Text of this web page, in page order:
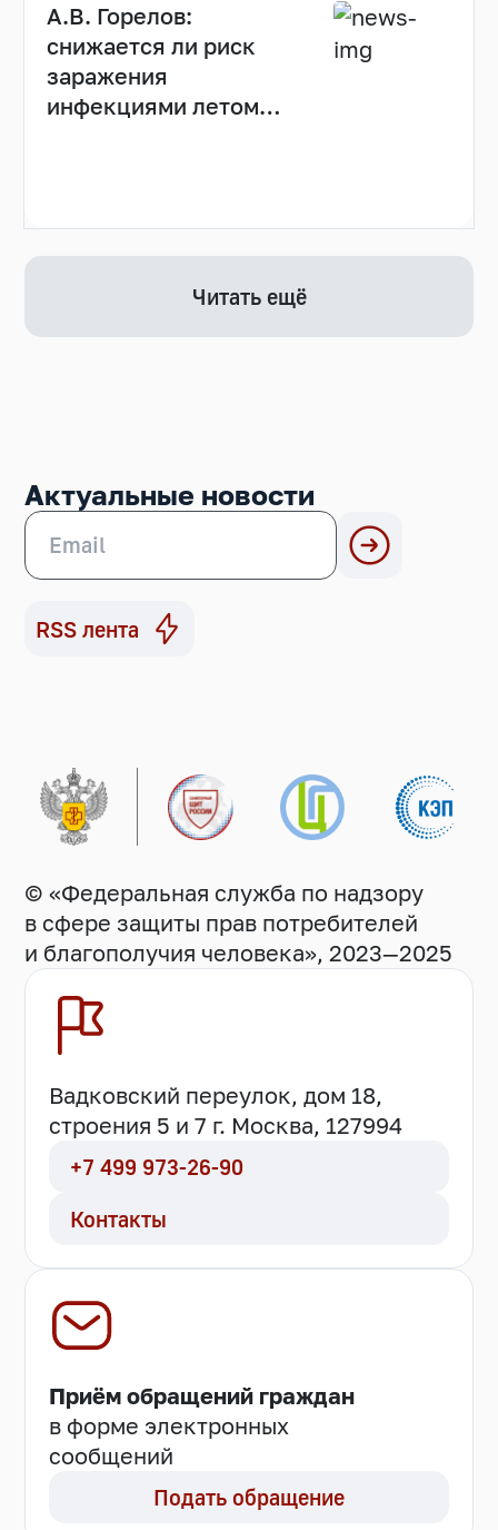
А.В. Горелов:
снижается ли риск
заражения
инфекциями летом
Читать ещё
Актуальные новости
RSS лента
© «Федеральная служба по надзору
в сфере защиты прав потребителей
и благополучия человека», 2023—2025
Вадковский переулок, дом 18,
строения 5 и 7 г. Москва, 127994
+7 499 973-26-90
Контакты
Приём обращений граждан
в форме электронных
сообщений
Подать обращение